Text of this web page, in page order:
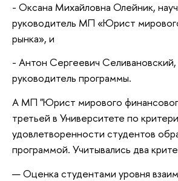
- Оксана Михайловна Олейник,
руководитель МП «Юрист
рынка», и
- Антон Сергеевич
руководитель программы.
А МП "Юрист мирового
третьей в Университете по
удовлетворенности студентов
программой. Учитывались два
— Оценка студентами уровня